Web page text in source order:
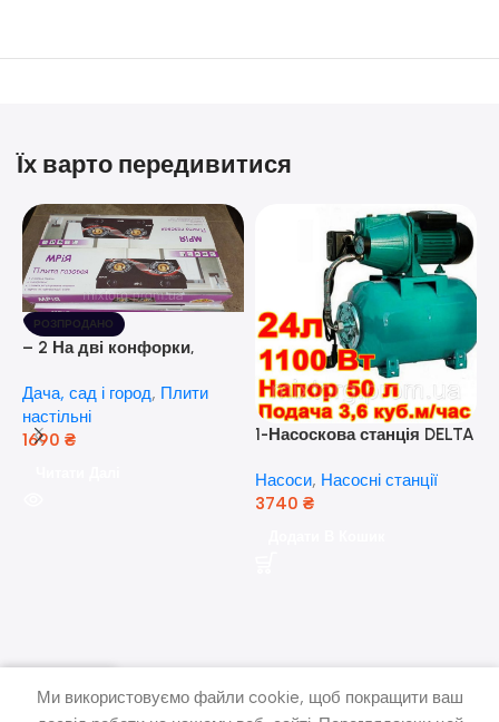
Їх варто передивитися
РОЗПРОДАНО
– 2 На дві конфорки,
розпалюванням.
Дача, сад і город, Плити
настільні
1690 ₴
1-Насоскова станція DELTA
кВт) ( Польща)
Насоси, Насосні станції
3740 ₴
Ми використовуємо файли cookie, щоб покращити ваш